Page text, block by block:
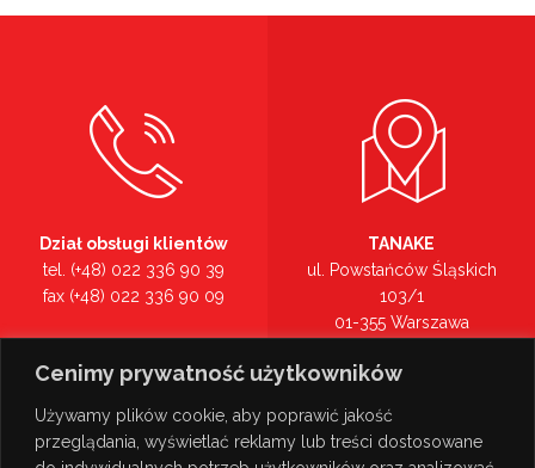
Cenimy prywatność użytkowników
Używamy plików cookie, aby poprawić jakość
przeglądania, wyświetlać reklamy lub treści dostosowane
Dział obsługi klientów
tel. (+48) 022 336 90 39
fax (+48) 022 336 90 09
tel. (+48) 022 336 90 00
TANAKE
ul. Powstańców Śląskich
103/1
01-355 Warszawa
Zobacz na mapie >